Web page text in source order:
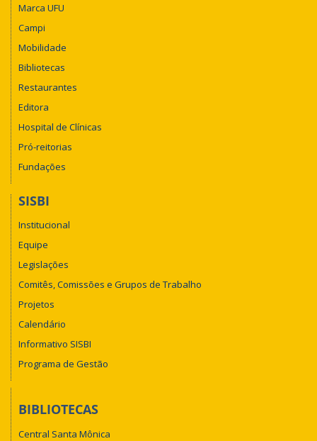
Marca UFU
Campi
Mobilidade
Bibliotecas
Restaurantes
Editora
Hospital de Clínicas
Pró-reitorias
Fundações
SISBI
Institucional
Equipe
Legislações
Comitês, Comissões e Grupos de Trabalho
Projetos
Calendário
Informativo SISBI
Programa de Gestão
BIBLIOTECAS
Central Santa Mônica